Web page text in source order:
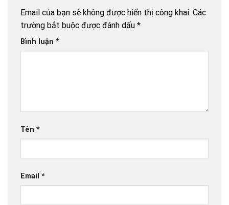
Email của bạn sẽ không được hiển thị công khai. Các
trường bắt buộc được đánh dấu *
Bình luận *
Tên *
Email *